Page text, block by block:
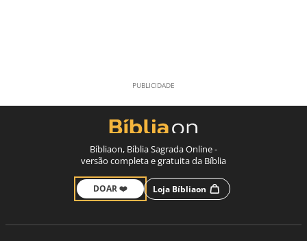
Bíbliaon, Bíblia Sagrada Online -
versão completa e gratuita da Bíblia
DOAR ❤️ Loja Bíbliaon